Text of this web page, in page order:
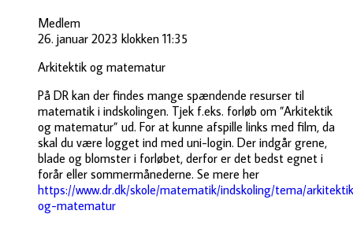
Medlem
26. januar 2023 klokken 11:35
Arkitektik og matematur
På DR kan der findes mange spændende resurser til
matematik i indskolingen. Tjek f.eks. forløb om ”Arkitektik
og matematur” ud. For at kunne afspille links med film, da
skal du være logget ind med uni-login. Der indgår grene,
blade og blomster i forløbet, derfor er det bedst egnet i
forår eller sommermånederne. Se mere her
https://www.dr.dk/skole/matematik/indskoling/tema/
og-matematur